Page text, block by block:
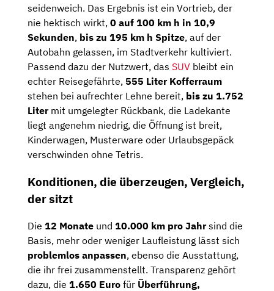
seidenweich. Das Ergebnis ist ein Vortrieb, der
nie hektisch wirkt, 0 auf 100 km h in 10,9
Sekunden, bis zu 195 km h Spitze, auf der
Autobahn gelassen, im Stadtverkehr kultiviert.
Passend dazu der Nutzwert, das SUV bleibt ein
echter Reisegefährte, 555 Liter Kofferraum
stehen bei aufrechter Lehne bereit, bis zu 1.752
Litermit umgelegter Rückbank, die Ladekante
liegt angenehm niedrig, die Öffnung ist breit,
Kinderwagen, Musterware oder Urlaubsgepäck
verschwinden ohne Tetris.
Konditionen, die überzeugen, Vergleich,
der sitzt
Die 12 Monate und 10.000 km pro Jahrsind die
Basis, mehr oder weniger Laufleistung lässt sich
problemlos anpassen, ebenso die Ausstattung,
die ihr frei zusammenstellt. Transparenz gehört
dazu, die 1.650 Euro für Überführung,